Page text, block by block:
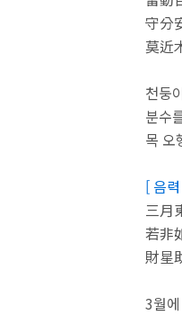
守分
莫近
천둥
분수
목 오
[ 음
三月
若非
財星
3월